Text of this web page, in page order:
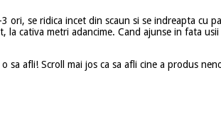
ori, se ridica incet din scaun si se indreapta cu
cativa metri adancime. Cand ajunse in fata
sa afli! Scroll mai jos ca sa afli cine a produs